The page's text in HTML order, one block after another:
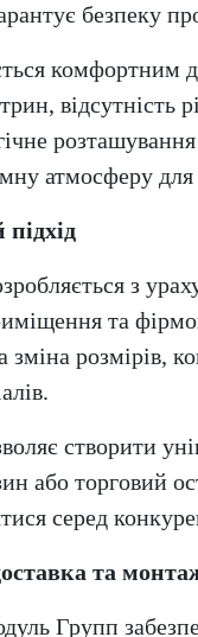
безпеку
комфортним
відсутність
атмосферу
з
та
розмірів,
створити
або торговий
серед
та
Групп